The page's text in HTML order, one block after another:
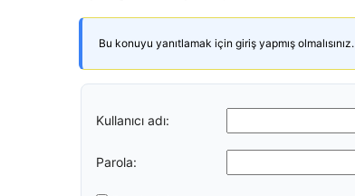
Bu konuyu yanıtlamak için giriş yapmış olmalısınız.
Kullanıcı adı:
Parola: